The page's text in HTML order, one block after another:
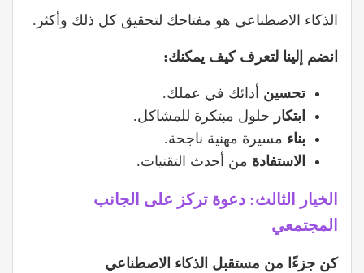
الذكاء الاصطناعي هو مفتاحك لتحقيق كل ذلك وأكثر.
انضم إلينا لتعرف كيف يمكنك:
تحسين أدائك في عملك.
ابتكار حلول مبتكرة للمشاكل.
بناء مسيرة مهنية ناجحة.
الاستفادة من أحدث التقنيات.
الخيار الثالث: دعوة تركز على الجانب
المجتمعي
كن جزءًا من مستقبل الذكاء الاصطناعي